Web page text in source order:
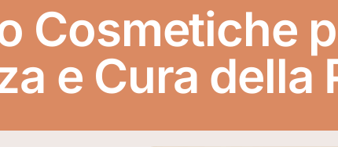
Cosmetiche
e Cura della